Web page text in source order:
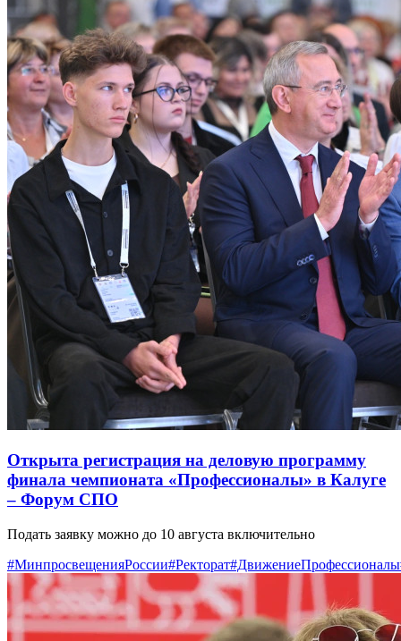
Открыта регистрация на деловую программу
финала чемпионата «Профессионалы» в Калуге
– Форум СПО
Подать заявку можно до 10 августа включительно
#МинпросвещенияРоссии#Ректорат#ДвижениеПрофессионалы